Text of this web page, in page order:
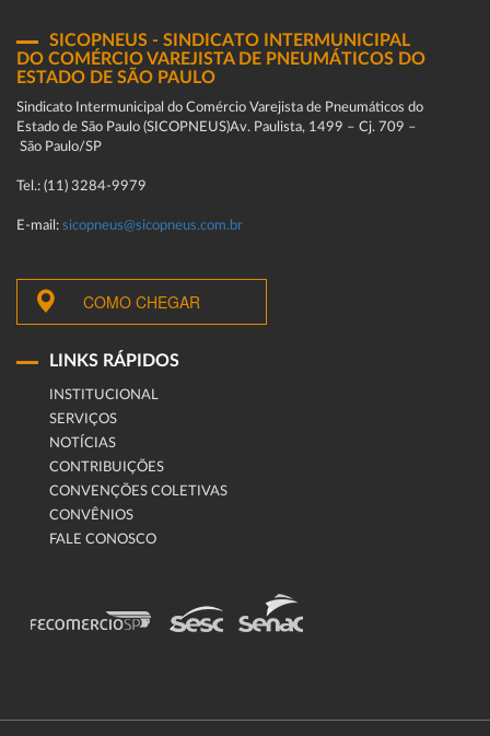
SICOPNEUS - SINDICATO INTERMUNICIPAL
DO COMÉRCIO VAREJISTA DE PNEUMÁTICOS DO
ESTADO DE SÃO PAULO
Sindicato Intermunicipal do Comércio Varejista de Pneumáticos do
Estado de São Paulo (SICOPNEUS)Av. Paulista, 1499 – Cj. 709 –
São Paulo/SP
Tel.: (11) 3284-9979
E-mail: sicopneus@sicopneus.com.br
COMO CHEGAR
LINKS RÁPIDOS
INSTITUCIONAL
SERVIÇOS
NOTÍCIAS
CONTRIBUIÇÕES
CONVENÇÕES COLETIVAS
CONVÊNIOS
FALE CONOSCO